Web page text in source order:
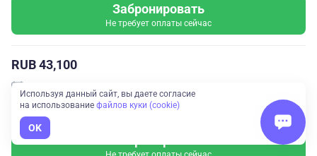
Забронировать
Не требует оплаты сейчас
RUB 43,100
2 янв. — 7 янв. 2027
6 дней
5 ночей
Используя данный сайт, вы даете согласие
на использование файлов куки (cookie)
OK